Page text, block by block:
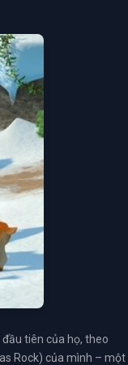
tiên của họ, theo
Rock) của mình – một